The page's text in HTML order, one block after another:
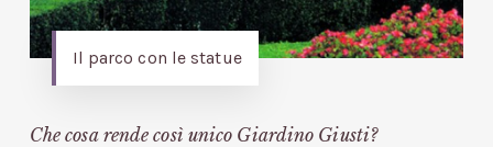
Il parco con le statue
Che cosa rende così unico Giardino Giusti?